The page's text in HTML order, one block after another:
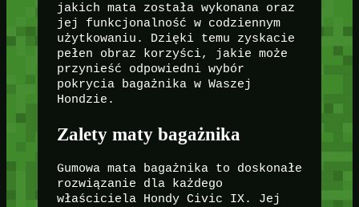
jakich mata została wykonana oraz
jej funkcjonalność w codziennym
użytkowaniu. Dzięki temu zyskacie
pełen obraz korzyści, jakie może
przynieść odpowiedni wybór
pokrycia bagażnika w Waszej
Hondzie.
Zalety maty bagażnika
Gumowa mata bagażnika to doskonałe
rozwiązanie dla każdego
właściciela Hondy Civic IX. Jej